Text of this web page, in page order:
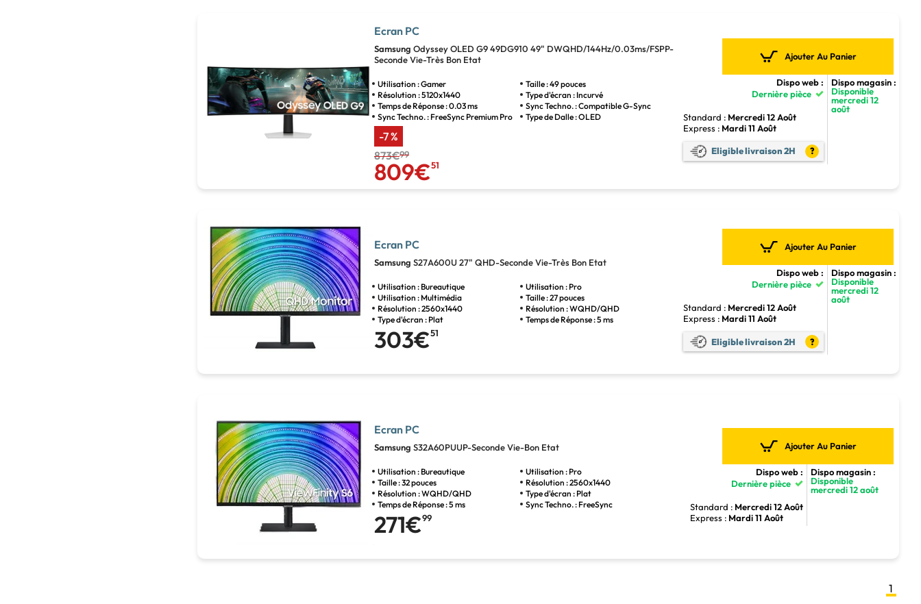
Ecran PC
Samsung Odyssey OLED G9 49DG910 49" DWQHD/144Hz/0.03ms/FSPP-
Seconde Vie-Très Bon Etat
Utilisation : Gamer
Taille : 49 pouces
Résolution : 5120x1440
Type d'écran : Incurvé
Temps de Réponse : 0.03 ms
Sync Techno. : Compatible G-Sync
Sync Techno. : FreeSync Premium Pro
Type de Dalle : OLED
-7 %
873€99
809€51
Ajouter Au Panier
Dispo web :
Dernière pièce
Standard : Mercredi 12 Août
Express : Mardi 11 Août
Eligible livraison 2H ?
Dispo magasin :
Disponible
mercredi 12
août
Ecran PC
Samsung S27A600U 27" QHD-Seconde Vie-Très Bon Etat
Utilisation : Bureautique
Utilisation : Pro
Utilisation : Multimédia
Taille : 27 pouces
Résolution : 2560x1440
Résolution : WQHD/QHD
Type d'écran : Plat
Temps de Réponse : 5 ms
303€51
Ajouter Au Panier
Dispo web :
Dernière pièce
Standard : Mercredi 12 Août
Express : Mardi 11 Août
Eligible livraison 2H ?
Dispo magasin :
Disponible
mercredi 12
août
Ecran PC
Samsung S32A60PUUP-Seconde Vie-Bon Etat
Utilisation : Bureautique
Utilisation : Pro
Taille : 32 pouces
Résolution : 2560x1440
Résolution : WQHD/QHD
Type d'écran : Plat
Temps de Réponse : 5 ms
Sync Techno. : FreeSync
271€99
Ajouter Au Panier
Dispo web :
Dernière pièce
Standard : Mercredi 12 Août
Express : Mardi 11 Août
Dispo magasin :
Disponible
mercredi 12 août
1